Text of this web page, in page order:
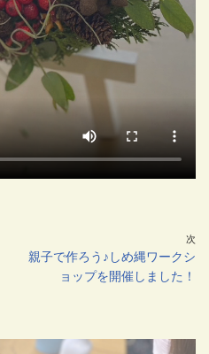
次
親子で作ろう♪しめ縄ワークシ
ョップを開催しました！